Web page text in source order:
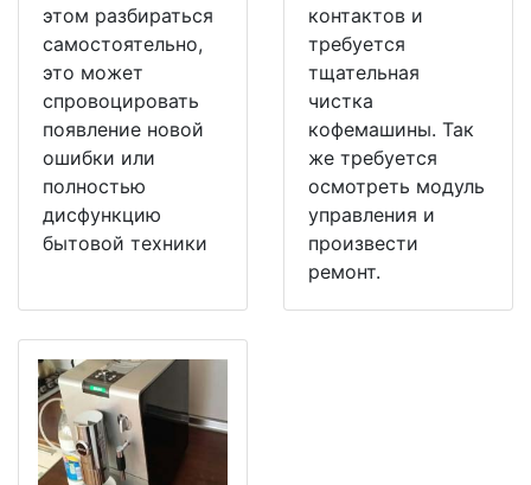
этом разбираться
самостоятельно,
это может
спровоцировать
появление новой
ошибки или
полностью
дисфункцию
бытовой техники
контактов и
требуется
тщательная
чистка
кофемашины. Так
же требуется
осмотреть модуль
управления и
произвести
ремонт.